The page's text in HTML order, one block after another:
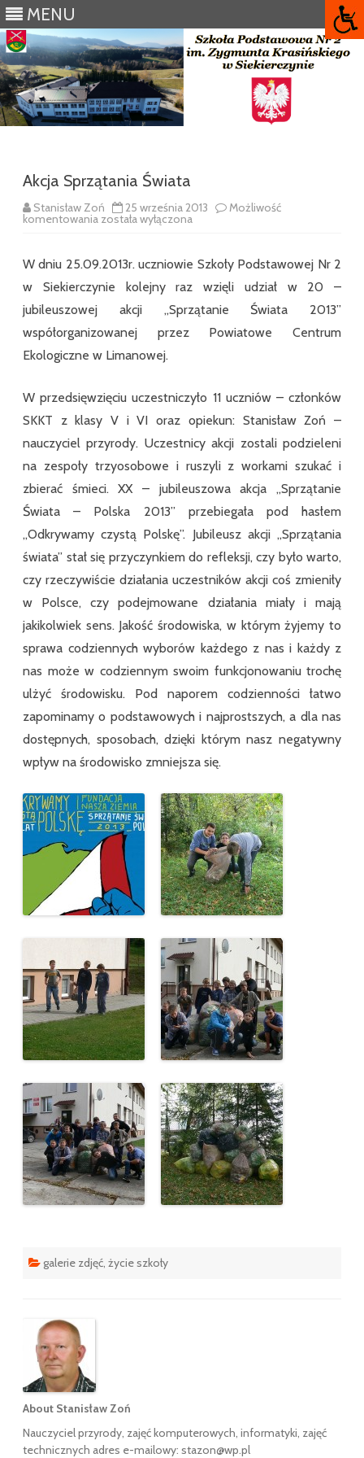
MENU
Akcja Sprzątania Świata
Stanisław Zoń 25 września 2013 Możliwość
komentowania Akcja
Sprzątania
została wyłączona
W dniu 25.09.2013r. uczniowie Szkoły Podstawowej Nr 2
w Siekierczynie kolejny raz wzięli udział w 20 –
jubileuszowej akcji „Sprzątanie Świata 2013”
współorganizowanej przez Powiatowe Centrum
Ekologiczne w Limanowej.
W przedsięwzięciu uczestniczyło 11 uczniów – członków
SKKT z klasy V i VI oraz opiekun: Stanisław Zoń –
nauczyciel przyrody. Uczestnicy akcji zostali podzieleni
na zespoły trzyosobowe i ruszyli z workami szukać i
zbierać śmieci. XX – jubileuszowa akcja „Sprzątanie
Świata – Polska 2013” przebiegała pod hasłem
„Odkrywamy czystą Polskę”. Jubileusz akcji „Sprzątania
świata” stał się przyczynkiem do refleksji, czy było warto,
czy rzeczywiście działania uczestników akcji coś zmieniły
w Polsce, czy podejmowane działania miały i mają
jakikolwiek sens. Jakość środowiska, w którym żyjemy to
sprawa codziennych wyborów każdego z nas i każdy z
nas może w codziennym swoim funkcjonowaniu trochę
ulżyć środowisku. Pod naporem codzienności łatwo
zapominamy o podstawowych i najprostszych, a dla nas
dostępnych, sposobach, dzięki którym nasz negatywny
wpływ na środowisko zmniejsza się.
galerie zdjęć życie szkoły
About Stanisław Zoń
Nauczyciel przyrody, zajęć komputerowych, informatyki, zajęć
technicznych adres e-mailowy: stazon@wp.pl